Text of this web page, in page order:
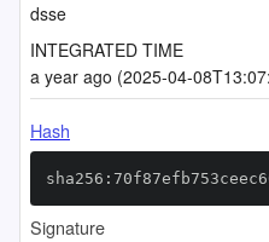
dsse
INTEGRATED TIME
a year ago (2025-04-
Hash
Signature